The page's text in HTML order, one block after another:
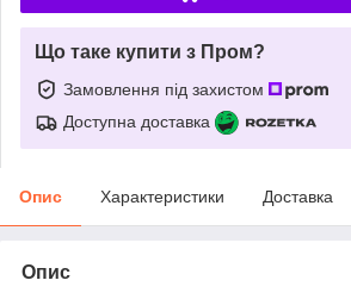
Що таке купити з Пром?
Замовлення під захистом
Доступна доставка
Опис Характеристики Доставка
Опис